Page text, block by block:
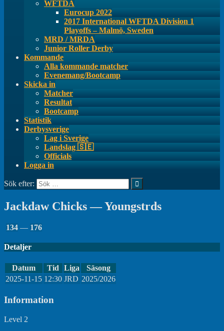
WFTDA
Eurocup 2022
2017 International WFTDA Division 1
Playoffs – Malmö, Sweden
MRD / MRDA
Junior Roller Derby
Kommande
Alla kommande matcher
Evenemang/Bootcamp
Skicka in
Matcher
Resultat
Bootcamp
Statistik
Derbysverige
Lag i Sverige
Landslag 🇸🇪
Officials
Logga in
Sök efter:
Jackdaw Chicks — Youngstrds
134 — 176
Detaljer
Datum Tid Liga
Säsong
2025-11-15 12:30 JRD 2025/2026
Information
Level 2